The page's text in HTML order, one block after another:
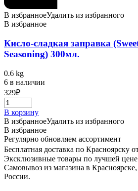
В избранноеУдалить из избранного
В избранное
Кисло-сладкая заправка
Seasoning) 300мл.
0.6 kg
6 в наличии
329₽
В корзину
В избранноеУдалить из избранного
В избранное
Регулярно обновляем ассортимент
Бесплатная доставка по Красноярску
Эксклюзивные товары по лучшей цене
Самовывоз из магазина в Красноярске,
России.